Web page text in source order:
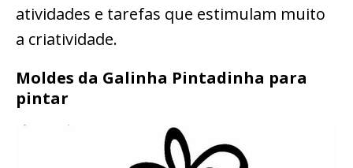
atividades e tarefas que estimulam muito
a criatividade.
Moldes da Galinha Pintadinha para
pintar